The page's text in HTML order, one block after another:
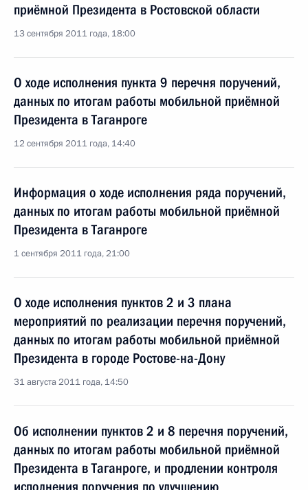
приёмной Президента в Ростовской области
13 сентября 2011 года, 18:00
О ходе исполнения пункта 9 перечня поручений,
данных по итогам работы мобильной приёмной
Президента в Таганроге
12 сентября 2011 года, 14:40
Информация о ходе исполнения ряда поручений,
данных по итогам работы мобильной приёмной
Президента в Таганроге
1 сентября 2011 года, 21:00
О ходе исполнения пунктов 2 и 3 плана
мероприятий по реализации перечня поручений,
данных по итогам работы мобильной приёмной
Президента в городе Ростове-на-Дону
31 августа 2011 года, 14:50
Об исполнении пунктов 2 и 8 перечня поручений,
данных по итогам работы мобильной приёмной
Президента в Таганроге, и продлении контроля
исполнения поручения по улучшению